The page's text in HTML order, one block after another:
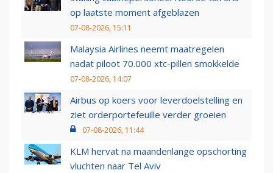
op laatste moment afgeblazen
07-08-2026, 15:11
Malaysia Airlines neemt maatregelen
nadat piloot 70.000 xtc-pillen smokkelde
07-08-2026, 14:07
Airbus op koers voor leverdoelstelling en
ziet orderportefeuille verder groeien
07-08-2026, 11:44
KLM hervat na maandenlange opschorting
vluchten naar Tel Aviv